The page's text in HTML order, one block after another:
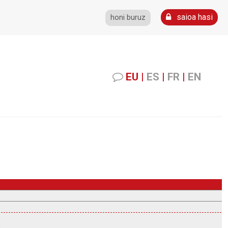
honi buruz saioa hasi
EU | ES | FR | EN